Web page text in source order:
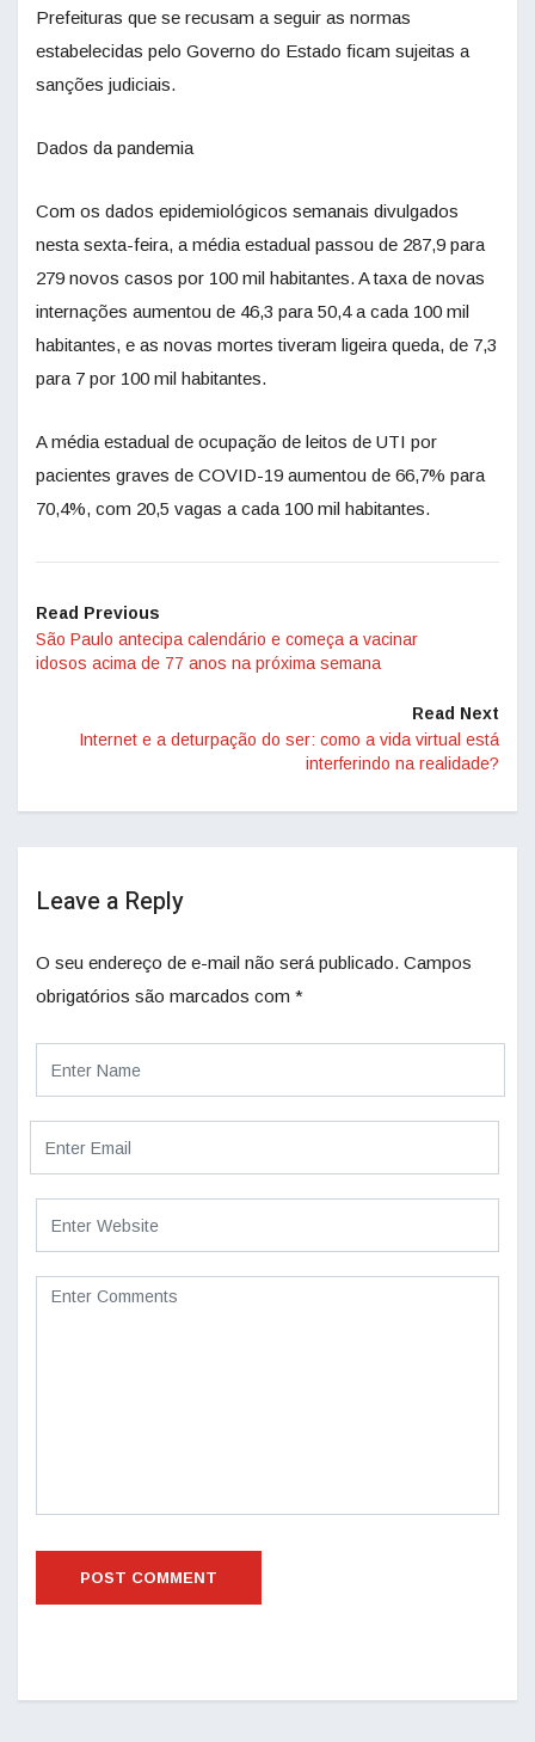
Prefeituras que se recusam a seguir as normas
estabelecidas pelo Governo do Estado ficam sujeitas a
sanções judiciais.
Dados da pandemia
Com os dados epidemiológicos semanais divulgados
nesta sexta-feira, a média estadual passou de 287,9 para
279 novos casos por 100 mil habitantes. A taxa de novas
internações aumentou de 46,3 para 50,4 a cada 100 mil
habitantes, e as novas mortes tiveram ligeira queda, de 7,3
para 7 por 100 mil habitantes.
A média estadual de ocupação de leitos de UTI por
pacientes graves de COVID-19 aumentou de 66,7% para
70,4%, com 20,5 vagas a cada 100 mil habitantes.
Read Previous
São Paulo antecipa calendário e começa a vacinar
idosos acima de 77 anos na próxima semana
Read Next
Internet e a deturpação do ser: como a vida virtual está
interferindo na realidade?
Leave a Reply
O seu endereço de e-mail não será publicado. Campos
obrigatórios são marcados com *